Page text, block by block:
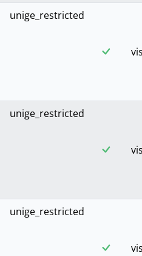
unige_restricted
unige_restricted
unige_restricted